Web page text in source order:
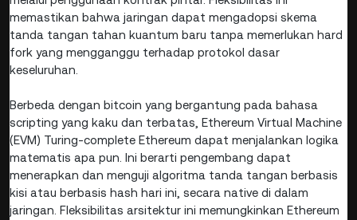
memastikan bahwa jaringan dapat mengadopsi skema
tanda tangan tahan kuantum baru tanpa memerlukan hard
fork yang mengganggu terhadap protokol dasar
keseluruhan.
Berbeda dengan bitcoin yang bergantung pada bahasa
scripting yang kaku dan terbatas, Ethereum Virtual Machine
(EVM) Turing-complete Ethereum dapat menjalankan logika
matematis apa pun. Ini berarti pengembang dapat
menerapkan dan menguji algoritma tanda tangan berbasis
kisi atau berbasis hash hari ini, secara native di dalam
jaringan. Fleksibilitas arsitektur ini memungkinkan Ethereum